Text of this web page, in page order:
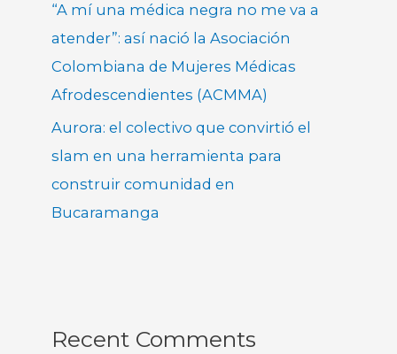
“A mí una médica negra no me va a
atender”: así nació la Asociación
Colombiana de Mujeres Médicas
Afrodescendientes (ACMMA)
Aurora: el colectivo que convirtió el
slam en una herramienta para
construir comunidad en
Bucaramanga
Recent Comments